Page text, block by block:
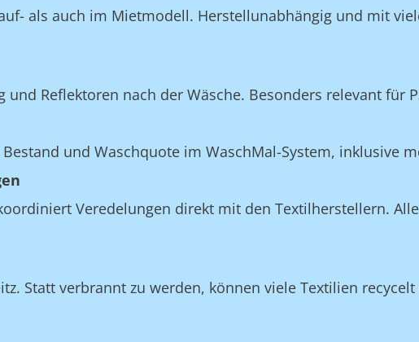
als auch im Mietmodell. Herstellunabhängig und mit
Reflektoren nach der Wäsche. Besonders relevant für
und Waschquote im WaschMal-System, inklusive
Veredelungen direkt mit den Textilherstellern.
Statt verbrannt zu werden, können viele Textilien